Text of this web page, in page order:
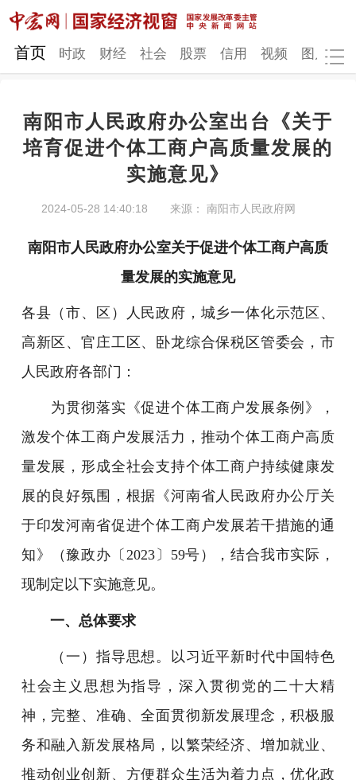
网站地图
时政 财经 社会 股票
视频 图片
发改动态 中宏研究 营商环境 新质生产力
地方发展
首页 时政 财经 社会 股票 信用 视频 图片
南阳市人民政府办公室出台《关于
培育促进个体工商户高质量发展的
实施意见》
2024-05-28 14:40:18 来源： 南阳市人民政府网
南阳市人民政府办公室关于促进个体工商户高质
量发展的实施意见
各县（市、区）人民政府，城乡一体化示范区、
高新区、官庄工区、卧龙综合保税区管委会，市
人民政府各部门：
为贯彻落实《促进个体工商户发展条例》，
激发个体工商户发展活力，推动个体工商户高质
量发展，形成全社会支持个体工商户持续健康发
展的良好氛围，根据《河南省人民政府办公厅关
于印发河南省促进个体工商户发展若干措施的通
知》（豫政办〔2023〕59号），结合我市实际，
现制定以下实施意见。
一、总体要求
（一）指导思想。以习近平新时代中国特色
社会主义思想为指导，深入贯彻党的二十大精
神，完整、准确、全面贯彻新发展理念，积极服
务和融入新发展格局，以繁荣经济、增加就业、
推动创业创新、方便群众生活为着力点，优化政